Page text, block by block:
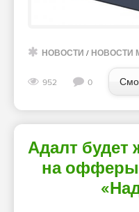
НОВОСТИ / НОВОСТИ
952 0
Адалт будет
на офферы